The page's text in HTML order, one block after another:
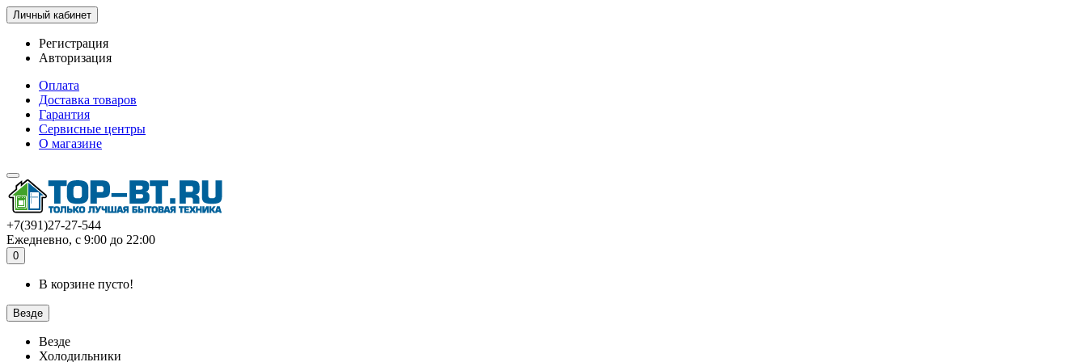
Личный кабинет
Регистрация
Авторизация
Оплата
Доставка товаров
Гарантия
Сервисные центры
О магазине
+7(391)27-27-544
Ежедневно, с 9:00 до 22:00
0
В корзине пусто!
Везде
Везде
Холодильники